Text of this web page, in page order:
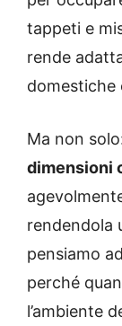
tappeti e
rende
domestiche
Ma non
dimensioni
rendendola
pensiamo
perché
l’ambiente